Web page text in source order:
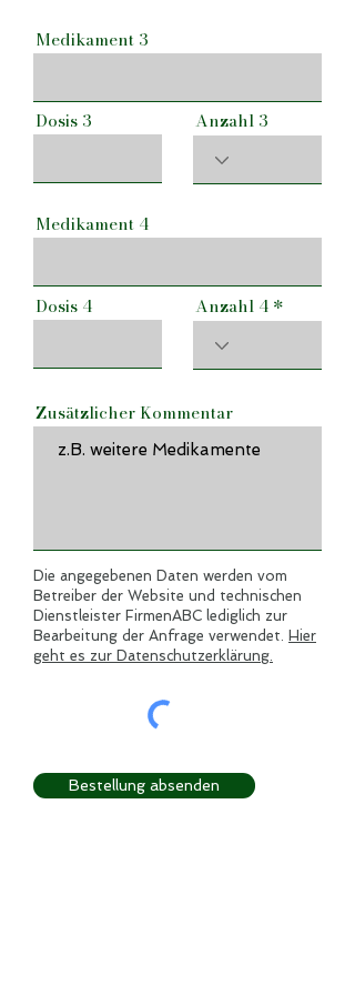
Medikament 3
Dosis 3 Anzahl 3
Medikament 4
Dosis 4 Anzahl 4
Zusätzlicher Kommentar
Die angegebenen Daten werden vom
Betreiber der Website und technischen
Dienstleister FirmenABC lediglich zur
Bearbeitung der Anfrage verwendet. Hier
geht es zur Datenschutzerklärung.
Bestellung absenden